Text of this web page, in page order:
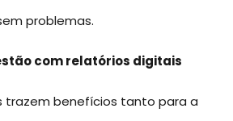
problemas.
com relatórios digitais
trazem benefícios tanto para a